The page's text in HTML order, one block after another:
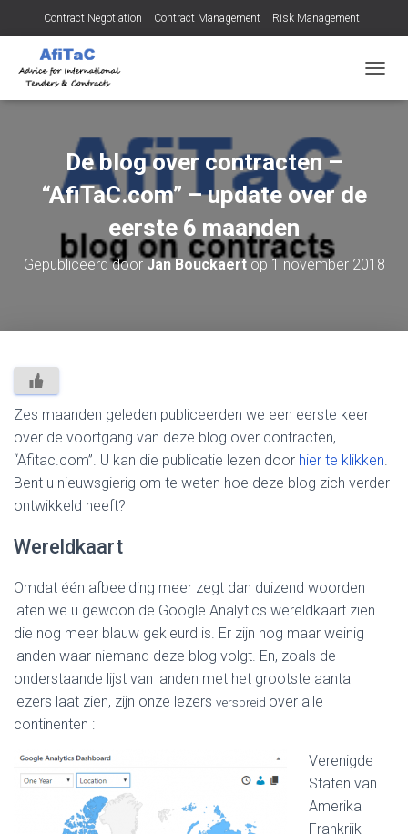
Contract Negotiation Contract Management Risk Management
Tendering for Contracts
O
A
De blog over contracten –
“AfiTaC.com” – update over de
eerste 6 maanden
Gepubliceerd doorJan Bouckaertop 1 november 2018
Zes maanden geleden publiceerden we een eerste keer
over de voortgang van deze blog over contracten,
“Afitac.com”. U kan die publicatie lezen door hier te klikken.
Bent u nieuwsgierig om te weten hoe deze blog zich verder
ontwikkeld heeft?
Wereldkaart
Omdat één afbeelding meer zegt dan duizend woorden
laten we u gewoon de Google Analytics wereldkaart zien
die nog meer blauw gekleurd is. Er zijn nog maar weinig
landen waar niemand deze blog volgt. En, zoals de
onderstaande lijst van landen met het grootste aantal
lezers laat zien, zijn onze lezers verspreid over alle
continenten :
Verenigde
Staten van
Amerika
Frankrijk